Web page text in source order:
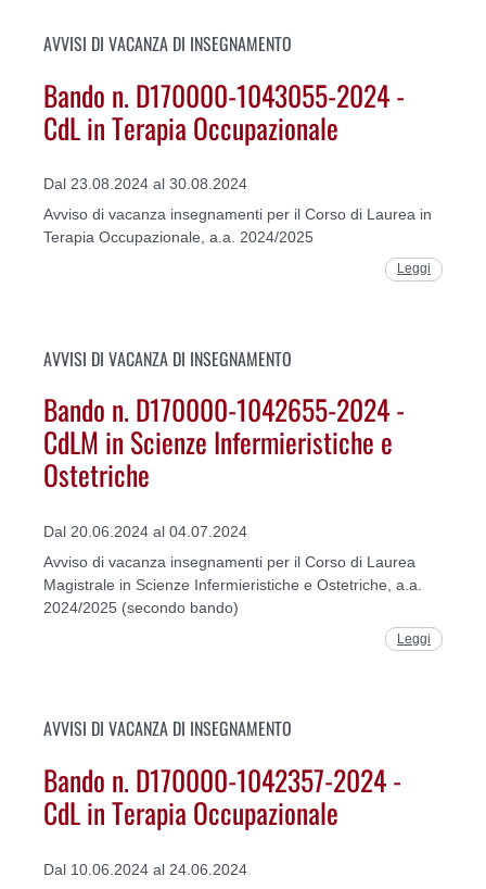
AVVISI DI VACANZA DI INSEGNAMENTO
Bando n. D170000-1043055-2024 -
CdL in Terapia Occupazionale
Dal 23.08.2024 al 30.08.2024
Avviso di vacanza insegnamenti per il Corso di Laurea in
Terapia Occupazionale, a.a. 2024/2025
Leggi
AVVISI DI VACANZA DI INSEGNAMENTO
Bando n. D170000-1042655-2024 -
CdLM in Scienze Infermieristiche e
Ostetriche
Dal 20.06.2024 al 04.07.2024
Avviso di vacanza insegnamenti per il Corso di Laurea
Magistrale in Scienze Infermieristiche e Ostetriche, a.a.
2024/2025 (secondo bando)
Leggi
AVVISI DI VACANZA DI INSEGNAMENTO
Bando n. D170000-1042357-2024 -
CdL in Terapia Occupazionale
Dal 10.06.2024 al 24.06.2024